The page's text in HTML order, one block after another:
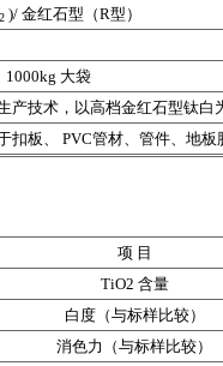
2 )/ 金红石型（R型）
1000kg 大袋
产技术，以高档金红石型钛白
扣板、 PVC管材、管件、地板
项 目
TiO2 含量
白度（与标样比较）
消色力（与标样比较）